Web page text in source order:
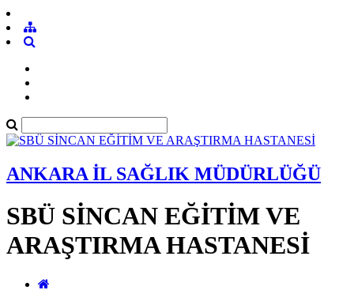
ANKARA İL SAĞLIK MÜDÜRLÜĞÜ
SBÜ SİNCAN EĞİTİM VE
ARAŞTIRMA HASTANESİ